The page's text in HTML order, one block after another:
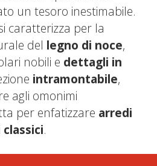
un tesoro inestimabile.
caratterizza per la
del legno di noce,
nobili e dettagli in
intramontabile,
agli omonimi
per enfatizzare arredi
.